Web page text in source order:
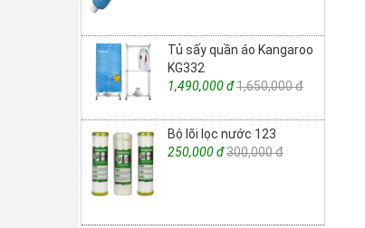
Tủ sấy quần áo Kangaroo
KG332
1,490,000 đ1,650,000 đ
Bộ lõi lọc nước 123
250,000 đ300,000 đ